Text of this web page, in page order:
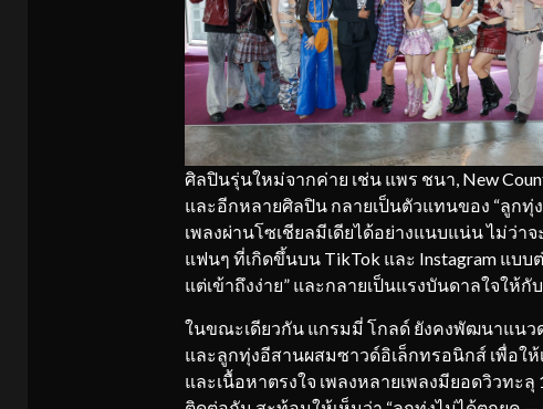
ศิลปินรุ่นใหม่จากค่าย เช่น แพร ชนา, New
และอีกหลายศิลปิน กลายเป็นตัวแทนของ “ลูกทุ่
เพลงผ่านโซเชียลมีเดียได้อย่างแนบแน่น ไม่ว่า
แฟนๆ ที่เกิดขึ้นบน TikTok และ Instagram แบ
แต่เข้าถึงง่าย” และกลายเป็นแรงบันดาลใจให้
ในขณะเดียวกัน แกรมมี่ โกลด์ ยังคงพัฒนาแน
และลูกทุ่งอีสานผสมซาวด์อิเล็กทรอนิกส์ เพื่อใ
และเนื้อหาตรงใจ เพลงหลายเพลงมียอดวิวทะ